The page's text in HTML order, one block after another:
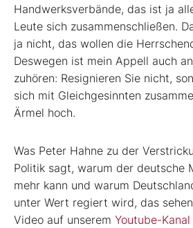
Handwerksverbände, das ist ja
Leute sich zusammenschließen.
ja nicht, das wollen die
Deswegen ist mein Appell auch
zuhören: Resignieren Sie nicht,
sich mit Gleichgesinnten
Ärmel hoch.
Was Peter Hahne zu der
Politik sagt, warum der deutsche
mehr kann und warum
unter Wert regiert wird, das
Video auf unserem Youtube-Kanal